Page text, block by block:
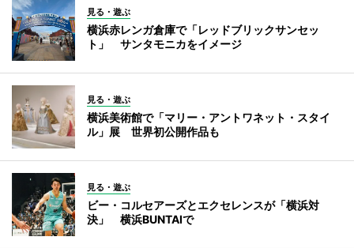
見る・遊ぶ
横浜赤レンガ倉庫で「レッドブリックサンセッ
ト」 サンタモニカをイメージ
見る・遊ぶ
横浜美術館で「マリー・アントワネット・スタイ
ル」展 世界初公開作品も
見る・遊ぶ
ビー・コルセアーズとエクセレンスが「横浜対
決」 横浜BUNTAIで